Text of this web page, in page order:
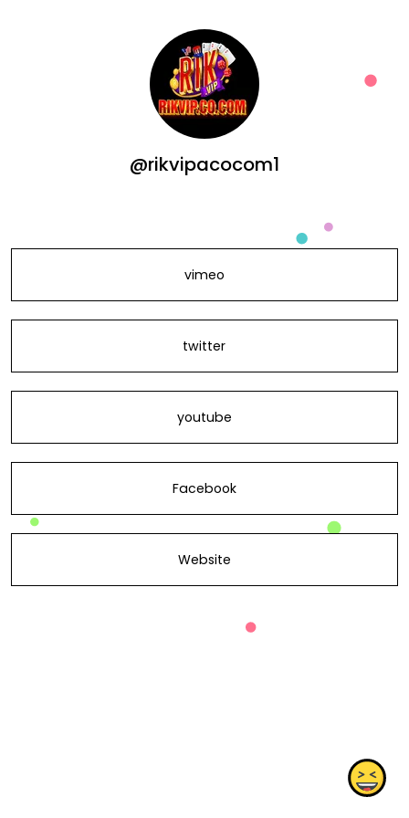
@rikvipacocom1
vimeo
twitter
youtube
Facebook
Website